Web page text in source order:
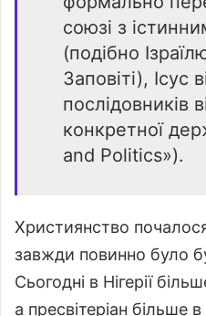
союзі з
(подібно
Заповіті), Ісус
послідовників
конкретної
and Politics»).
Християнство
завжди повинно було
Сьогодні в Нігерії
а пресвітеріан більше